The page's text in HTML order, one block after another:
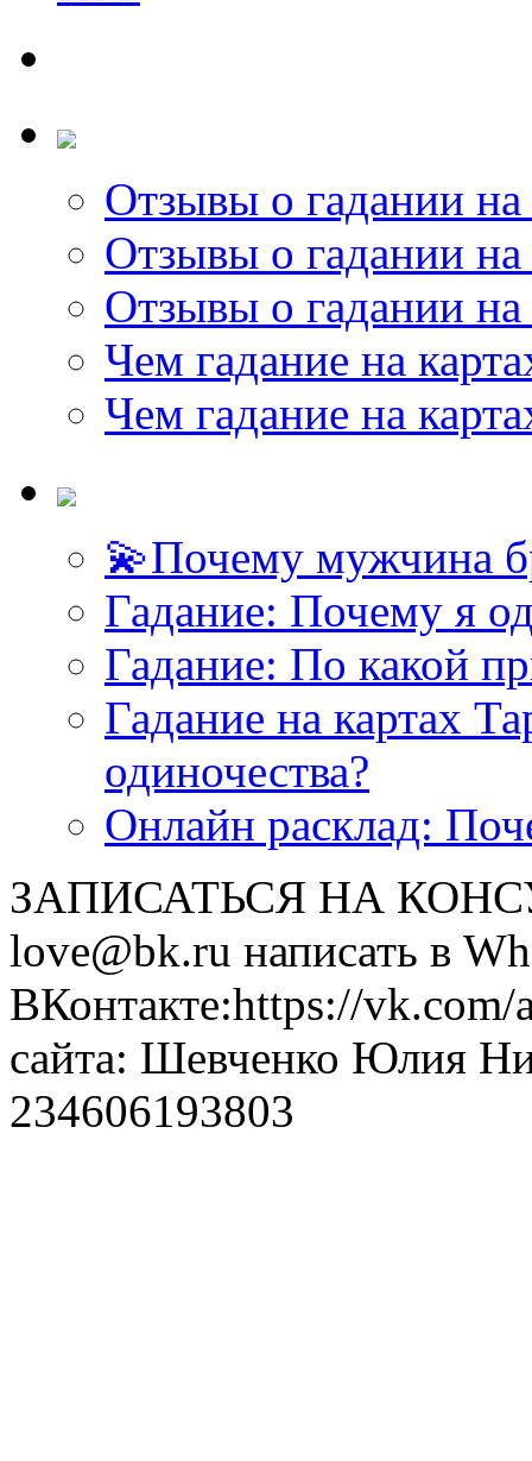
Отзывы о гадании на
Отзывы о гадании на
Отзывы о гадании на
Чем гадание на
Чем гадание на
💫Почему мужчина
Гадание: Почему я
Гадание: По какой
Гадание на картах
одиночества?
Онлайн расклад:
ЗАПИСАТЬСЯ НА
love@bk.ru написать в
ВКонтакте:https://
сайта: Шевченко Юлия
234606193803